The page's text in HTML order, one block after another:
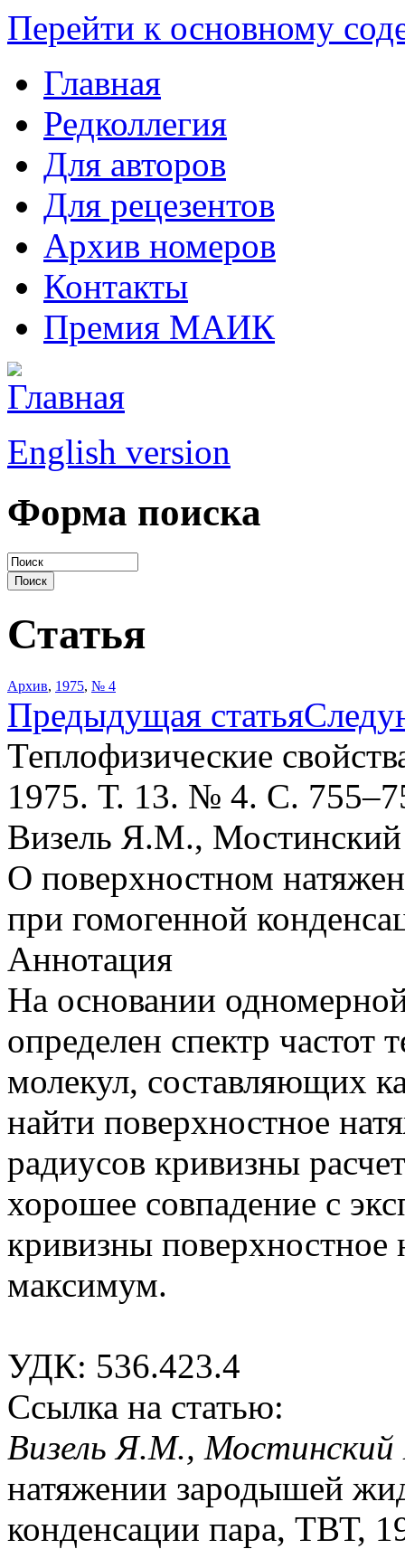
Перейти к основному
Главная
Редколлегия
Для авторов
Для рецезентов
Архив номеров
Контакты
Премия МАИК
English version
Форма поиска
Статья
Архив, 1975, № 4
Предыдущая статья
Теплофизические
1975. Т. 13. № 4. С.
Визель Я.М.,
О поверхностном
при гомогенной
Аннотация
На основании
определен спектр частот
молекул, составляющих
найти поверхностное
радиусов кривизны
хорошее совпадение с
кривизны поверхностное
максимум.
УДК: 536.423.4
Ссылка на статью:
Визель Я.М.,
натяжении зародышей
конденсации пара, ТВТ,